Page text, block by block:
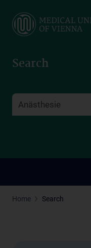
main
Search
Home Search